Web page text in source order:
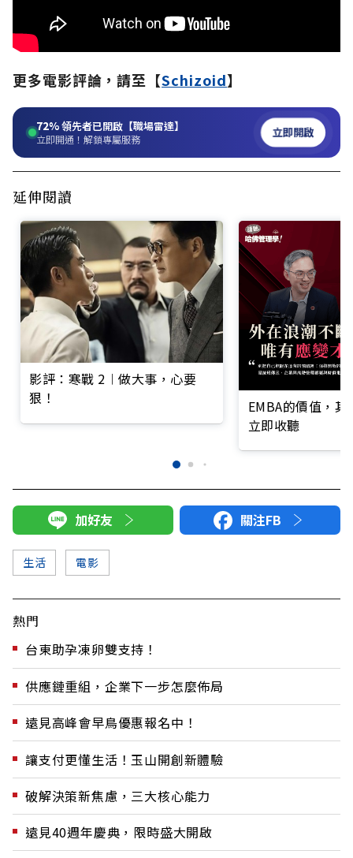
更多電影評論，請至【Schizoid】
72%領先者已開啟【職場雷達】
立即開通！解鎖專屬服務 立即開啟
延伸閱讀
影評：寒戰 2︱做大事，心要
狠！
EMBA的價值，
立即收聽
加好友 關注FB
生活 電影
熱門
台東助孕凍卵雙支持！
供應鏈重組，企業下一步怎麼佈局
遠見高峰會早鳥優惠報名中！
讓支付更懂生活！玉山開創新體驗
破解決策新焦慮，三大核心能力
遠見40週年慶典，限時盛大開啟